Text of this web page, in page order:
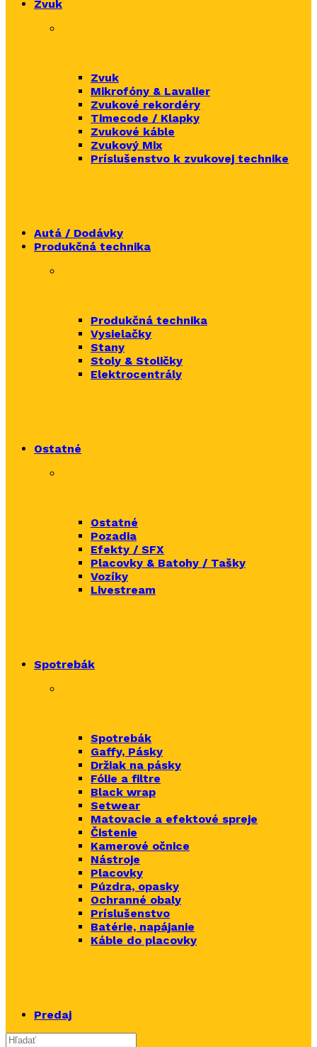
Zvuk
Zvuk
Mikrofóny & Lavalier
Zvukové rekordéry
Timecode / Klapky
Zvukové káble
Zvukový Mix
Príslušenstvo k zvukovej technike
Autá / Dodávky
Produkčná technika
Produkčná technika
Vysielačky
Stany
Stoly & Stoličky
Elektrocentrály
Ostatné
Ostatné
Pozadia
Efekty / SFX
Placovky & Batohy / Tašky
Vozíky
Livestream
Spotrebák
Spotrebák
Gaffy, Pásky
Držiak na pásky
Fólie a filtre
Black wrap
Setwear
Matovacie a efektové spreje
Čistenie
Kamerové očnice
Nástroje
Placovky
Púzdra, opasky
Ochranné obaly
Príslušenstvo
Batérie, napájanie
Káble do placovky
Predaj
Search for: